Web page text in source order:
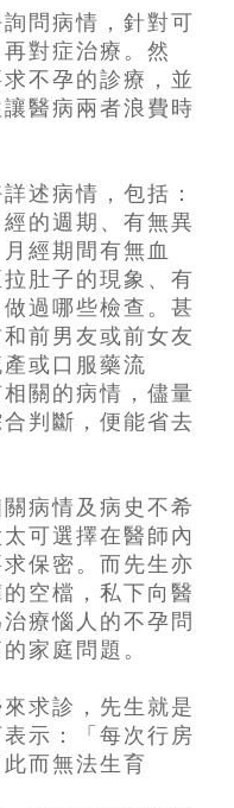
問病情，針對可
對症治療。然
不孕的診療，並
醫病兩者浪費時
述病情，包括：
的週期、有無異
經期間有無血
肚子的現象、有
過哪些檢查。甚
前男友或前女友
或口服藥流
關的病情，儘量
判斷，便能省去
病情及病史不希
可選擇在醫師內
保密。而先生亦
空檔，私下向醫
療惱人的不孕問
家庭問題。
求診，先生就是
示：「每次行房
而無法生育